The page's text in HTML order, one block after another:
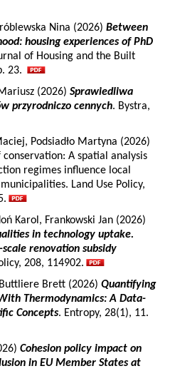
Nina (2026) Between
housing experiences of PhD
of Housing and the Built
23.
(2026) Sprawiedliwa
przyrodniczo cennych. Bystra,
Podsiadło Martyna (2026)
A spatial analysis
regimes influence local
Land Use Policy,
Karol, Frankowski Jan (2026)
in technology uptake.
renovation subsidy
208, 114902.
Brett (2026) Quantifying
Thermodynamics: A Data-
Concepts. Entropy, 28(1), 11.
Cohesion policy impact on
in EU Member States at